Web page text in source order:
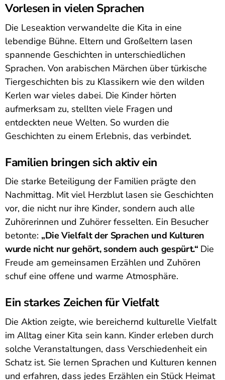
Vorlesen in vielen Sprachen
Die Leseaktion verwandelte die Kita in eine
lebendige Bühne. Eltern und Großeltern lasen
spannende Geschichten in unterschiedlichen
Sprachen. Von arabischen Märchen über türkische
Tiergeschichten bis zu Klassikern wie den wilden
Kerlen war vieles dabei. Die Kinder hörten
aufmerksam zu, stellten viele Fragen und
entdeckten neue Welten. So wurden die
Geschichten zu einem Erlebnis, das verbindet.
Familien bringen sich aktiv ein
Die starke Beteiligung der Familien prägte den
Nachmittag. Mit viel Herzblut lasen sie Geschichten
vor, die nicht nur ihre Kinder, sondern auch alle
Zuhörerinnen und Zuhörer fesselten. Ein Besucher
betonte: „Die Vielfalt der Sprachen und Kulturen
wurde nicht nur gehört, sondern auch gespürt.“ Die
Freude am gemeinsamen Erzählen und Zuhören
schuf eine offene und warme Atmosphäre.
Ein starkes Zeichen für Vielfalt
Die Aktion zeigte, wie bereichernd kulturelle Vielfalt
im Alltag einer Kita sein kann. Kinder erleben durch
solche Veranstaltungen, dass Verschiedenheit ein
Schatz ist. Sie lernen Sprachen und Kulturen kennen
und erfahren, dass jedes Erzählen ein Stück Heimat